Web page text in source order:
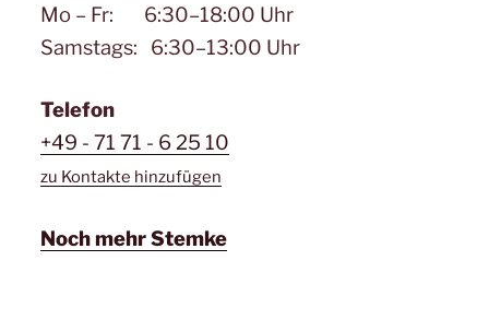
Mo – Fr: 6:30–18:00 Uhr
Samstags: 6:30–13:00 Uhr
Telefon
+49 - 71 71 - 6 25 10
zu Kontakte hinzufügen
Noch mehr Stemke